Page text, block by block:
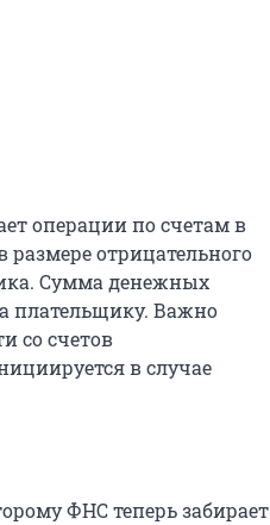
операции по счетам в
размере отрицательного
Сумма денежных
плательщику. Важно
со счетов
в случае
ФНС теперь забирает